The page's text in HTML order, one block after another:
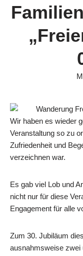
Wir haben es wieder
Veranstaltung so zu
Zufriedenheit und
verzeichnen war.
Es gab viel Lob und
nicht nur für diese
Engagement für alle
Zum 30. Jubiläum
ausnahmsweise zwei